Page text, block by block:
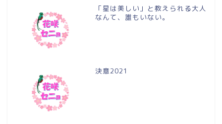
「星は美しい」と教えられる大人
なんて、誰もいない。
決意2021